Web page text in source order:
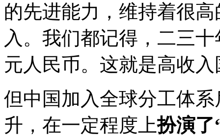
的先进能力，维持着很
入。我们都记得，二三
元人民币。这就是高收
但中国加入全球分工体
升，在一定程度上扮演了